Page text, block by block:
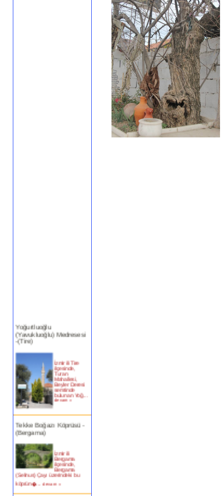
(Yavukluoğlu) Medresesi
-(Tire)
ilçesinde,
Turan
Mahallesi,
Beyler Deresi
semtinde
bulunan Yoğ...
devam »
(Bergama)
Bergama
ilçesinde,
Bergama
(Selinus) Çayı üzerindeki bu
köprün�... devam »